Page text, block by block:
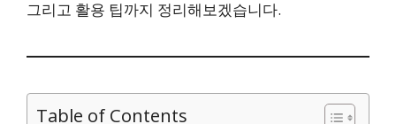
그리고 활용 팁까지 정리해보겠습니다.
Table of Contents